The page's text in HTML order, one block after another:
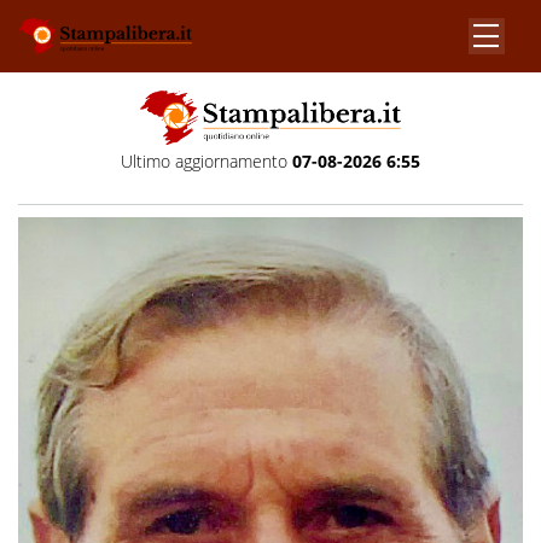
Ultimo aggiornamento 07-08-2026 6:55